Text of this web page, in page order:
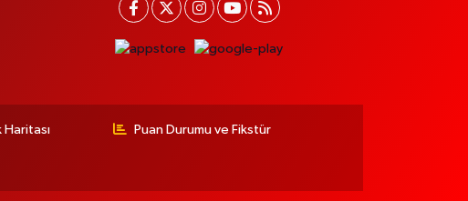
Haritası Puan Durumu ve Fikstür